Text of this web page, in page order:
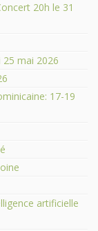
20h le 31
mai 2026
17-19
artificielle